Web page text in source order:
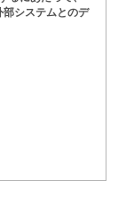
部システムとのデ